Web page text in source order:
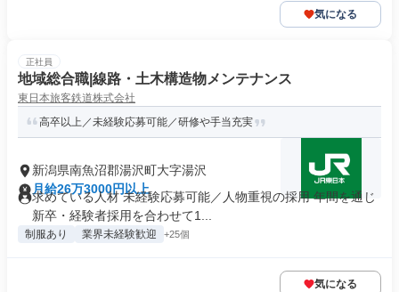
気になる
正社員
地域総合職|線路・土木構造物メンテナンス
東日本旅客鉄道株式会社
高卒以上／未経験応募可能／研修や手当充実
新潟県南魚沼郡湯沢町大字湯沢
月給26万3000円以上
求めている人材 未経験応募可能／人物重視の採用 年間を通じ
新卒・経験者採用を合わせて1...
制服あり 業界未経験歓迎 +25個
気になる